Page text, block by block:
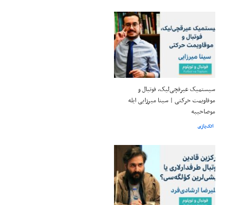
سیستمیک عیرقچی‌لیک، فوتبال و
موقاویمت حرکتی | سینا میرزایی ایله
موصاحیبه
اتک‌یازی